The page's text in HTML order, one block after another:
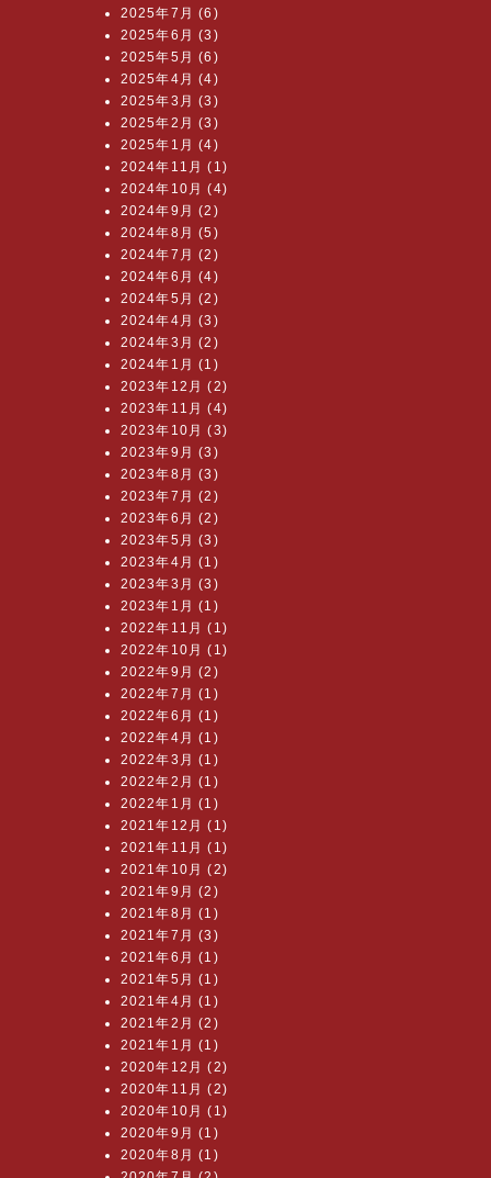
2025年7月 (6)
2025年6月 (3)
2025年5月 (6)
2025年4月 (4)
2025年3月 (3)
2025年2月 (3)
2025年1月 (4)
2024年11月 (1)
2024年10月 (4)
2024年9月 (2)
2024年8月 (5)
2024年7月 (2)
2024年6月 (4)
2024年5月 (2)
2024年4月 (3)
2024年3月 (2)
2024年1月 (1)
2023年12月 (2)
2023年11月 (4)
2023年10月 (3)
2023年9月 (3)
2023年8月 (3)
2023年7月 (2)
2023年6月 (2)
2023年5月 (3)
2023年4月 (1)
2023年3月 (3)
2023年1月 (1)
2022年11月 (1)
2022年10月 (1)
2022年9月 (2)
2022年7月 (1)
2022年6月 (1)
2022年4月 (1)
2022年3月 (1)
2022年2月 (1)
2022年1月 (1)
2021年12月 (1)
2021年11月 (1)
2021年10月 (2)
2021年9月 (2)
2021年8月 (1)
2021年7月 (3)
2021年6月 (1)
2021年5月 (1)
2021年4月 (1)
2021年2月 (2)
2021年1月 (1)
2020年12月 (2)
2020年11月 (2)
2020年10月 (1)
2020年9月 (1)
2020年8月 (1)